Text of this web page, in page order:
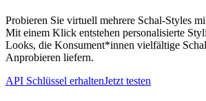
Probieren Sie virtuell mehrere Schal-Styles
Mit einem Klick entstehen personalisierte
Looks, die Konsument*innen vielfältige
Anprobieren liefern.
API Schlüssel erhaltenJetzt testen